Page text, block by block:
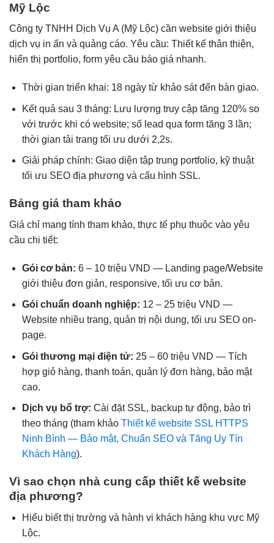
Mỹ Lộc
Công ty TNHH Dịch Vụ A (Mỹ Lộc) cần website giới thiệu
dịch vụ in ấn và quảng cáo. Yêu cầu: Thiết kế thân thiện,
hiển thị portfolio, form yêu cầu báo giá nhanh.
Thời gian triển khai: 18 ngày từ khảo sát đến bàn giao.
Kết quả sau 3 tháng: Lưu lượng truy cập tăng 120% so
với trước khi có website; số lead qua form tăng 3 lần;
thời gian tải trang tối ưu dưới 2,2s.
Giải pháp chính: Giao diện tập trung portfolio, kỹ thuật
tối ưu SEO địa phương và cấu hình SSL.
Bảng giá tham khảo
Giá chỉ mang tính tham khảo, thực tế phụ thuộc vào yêu
cầu chi tiết:
Gói cơ bản: 6 – 10 triệu VND — Landing page/Website
giới thiệu đơn giản, responsive, tối ưu cơ bản.
Gói chuẩn doanh nghiệp: 12 – 25 triệu VND —
Website nhiều trang, quản trị nội dung, tối ưu SEO on-
page.
Gói thương mại điện tử: 25 – 60 triệu VND — Tích
hợp giỏ hàng, thanh toán, quản lý đơn hàng, bảo mật
cao.
Dịch vụ bổ trợ: Cài đặt SSL, backup tự động, bảo trì
theo tháng (tham khảo Thiết kế website SSL HTTPS
Ninh Bình — Bảo mật, Chuẩn SEO và Tăng Uy Tín
Khách Hàng).
Vì sao chọn nhà cung cấp thiết kế website
địa phương?
Hiểu biết thị trường và hành vi khách hàng khu vực Mỹ
Lộc.